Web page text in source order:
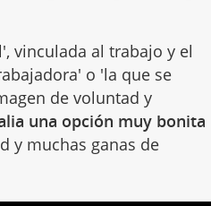
vinculada al trabajo y el
o 'la que se
de voluntad y
una opción muy bonita
y muchas ganas de